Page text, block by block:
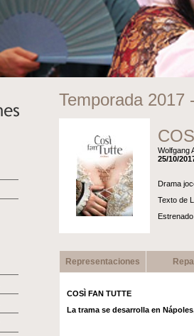
Temporada 2017
Wolfgang
25/10/
Drama
Texto de
Representaciones
COSÌ FAN TUTTE
La trama se desarrolla en